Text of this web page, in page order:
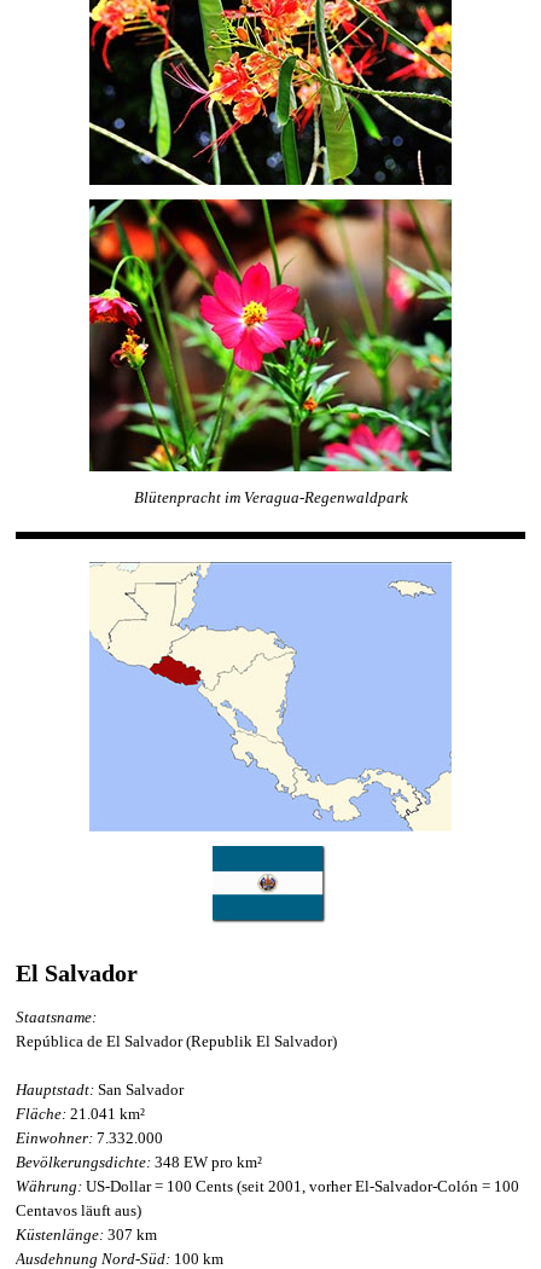
Blütenpracht im Veragua-Regenwaldpark
El Salvador
Staatsname:
República de El Salvador (Republik El Salvador)
Hauptstadt: San Salvador
Fläche: 21.041 km²
Einwohner: 7.332.000
Bevölkerungsdichte: 348 EW pro km²
Währung: US-Dollar = 100 Cents (seit 2001, vorher El-Salvador-Colón = 100
Centavos läuft aus)
Küstenlänge: 307 km
Ausdehnung Nord-Süd: 100 km